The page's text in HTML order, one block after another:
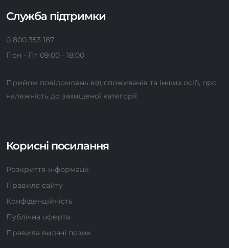
Служба підтримки
0 800 353 187
Пон - Пт 09:00 - 18:00
Прийом повідомлень від споживачів та інших осіб, про
належність до захищеної категорії
Корисні посилання
Розкриття інформації
Правила сайту
Конфіденційність
Публічна оферта
Правила видачі позик